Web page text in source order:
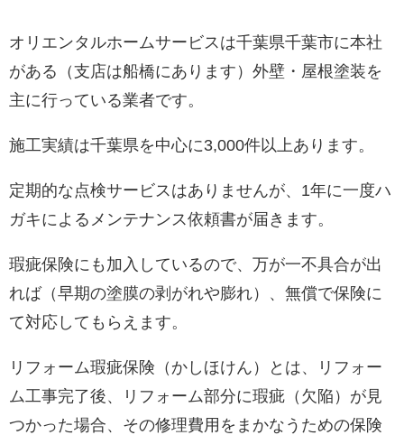
オリエンタルホームサービスは千葉県千葉市に本社
がある（支店は船橋にあります）外壁・屋根塗装を
主に行っている業者です。
施工実績は千葉県を中心に3,000件以上あります。
定期的な点検サービスはありませんが、1年に一度ハ
ガキによるメンテナンス依頼書が届きます。
瑕疵保険にも加入しているので、万が一不具合が出
れば（早期の塗膜の剥がれや膨れ）、無償で保険に
て対応してもらえます。
リフォーム瑕疵保険（かしほけん）とは、リフォー
ム工事完了後、リフォーム部分に瑕疵（欠陥）が見
つかった場合、その修理費用をまかなうための保険